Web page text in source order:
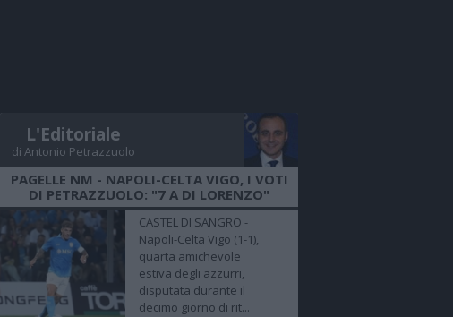
L'Editoriale
di Antonio Petrazzuolo
PAGELLE NM - NAPOLI-CELTA VIGO, I VOTI
DI PETRAZZUOLO: "7 A DI LORENZO"
CASTEL DI SANGRO -
Napoli-Celta Vigo (1-1),
quarta amichevole
estiva degli azzurri,
disputata durante il
decimo giorno di rit...